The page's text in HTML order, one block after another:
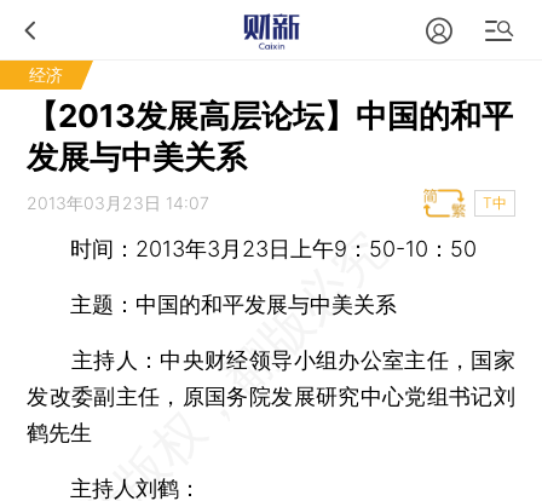
经济
【2013发展高层论坛】中国的和平
发展与中美关系
2013年03月23日 14:07 T中
时间：2013年3月23日上午9：50-10：50
主题：中国的和平发展与中美关系
主持人：中央财经领导小组办公室主任，国家
发改委副主任，原国务院发展研究中心党组书记刘
鹤先生
主持人刘鹤：